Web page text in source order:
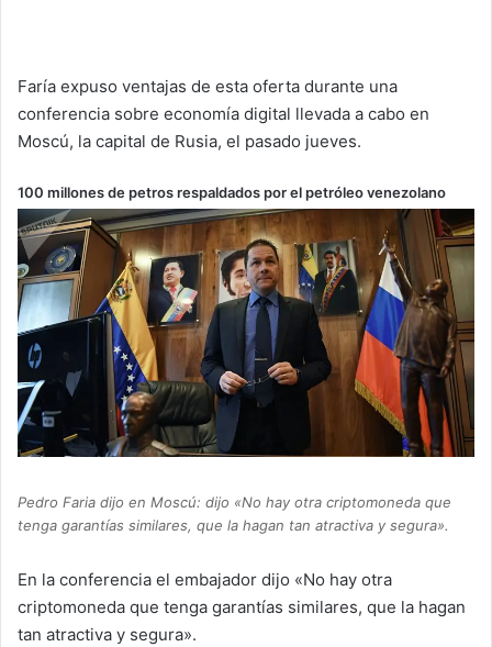
Faría expuso ventajas de esta oferta durante una
conferencia sobre economía digital llevada a cabo en
Moscú, la capital de Rusia, el pasado jueves.
100 millones de petros respaldados por el petróleo venezolano
Pedro Faria dijo en Moscú: dijo «No hay otra criptomoneda que
tenga garantías similares, que la hagan tan atractiva y segura».
En la conferencia el embajador dijo «No hay otra
criptomoneda que tenga garantías similares, que la hagan
tan atractiva y segura».